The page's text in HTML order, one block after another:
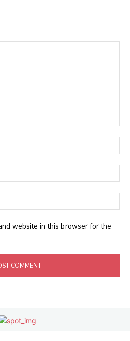
website in this browser for the